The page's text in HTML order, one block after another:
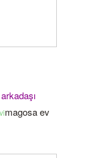
magosa ev